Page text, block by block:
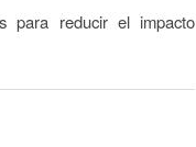
para reducir el impacto